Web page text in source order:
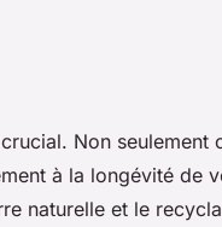
Non seulement
à la longévité de
naturelle et le